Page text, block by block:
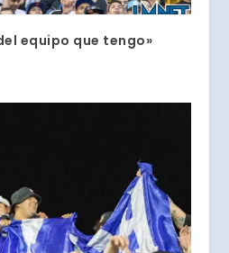
equipo que tengo»